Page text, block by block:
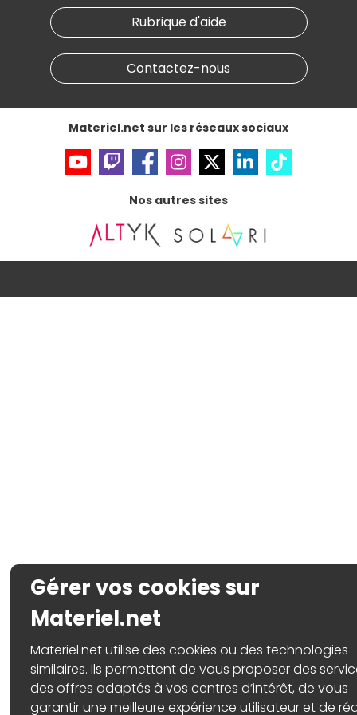
Materiel.net recrute
Notre programme d'affiliation
Nos marques
Conditions générales de vente
Informations légales
Données personnelles
Accessibilité : non conforme
Rubrique d'aide
Contactez-nous
Materiel.net sur les réseaux sociaux
Nos autres sites
Gérer vos cookies sur
Materiel.net
Materiel.net utilise des cookies ou des technologies
similaires. Ils permettent de vous proposer des
des offres adaptés à vos centres d’intérêt, de vous
garantir une meilleure expérience utilisateur et de